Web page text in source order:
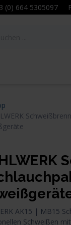
(0) 664 5305097
AK15 | MB15
Schweißen